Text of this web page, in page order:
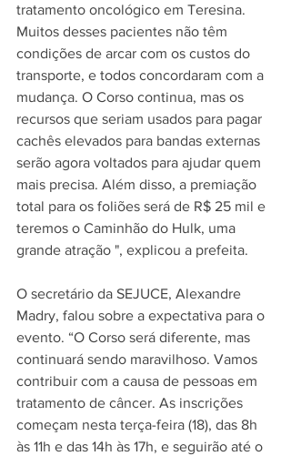
tratamento oncológico em Teresina.
Muitos desses pacientes não têm
condições de arcar com os custos do
transporte, e todos concordaram com a
mudança. O Corso continua, mas os
recursos que seriam usados para pagar
cachês elevados para bandas externas
serão agora voltados para ajudar quem
mais precisa. Além disso, a premiação
total para os foliões será de R$ 25 mil e
teremos o Caminhão do Hulk, uma
grande atração ", explicou a prefeita.
O secretário da SEJUCE, Alexandre
Madry, falou sobre a expectativa para o
evento. “O Corso será diferente, mas
continuará sendo maravilhoso. Vamos
contribuir com a causa de pessoas em
tratamento de câncer. As inscrições
começam nesta terça-feira (18), das 8h
às 11h e das 14h às 17h, e seguirão até o